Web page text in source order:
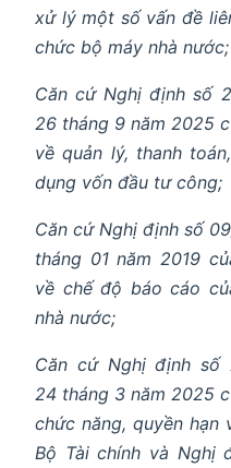
xử lý một số vấn đề
chức bộ máy nhà nước;
Căn cứ Nghị định số
26 tháng 9 năm 2025
về quản lý, thanh
dụng vốn đầu tư công;
Căn cứ Nghị định số
tháng 01 năm 2019
về chế độ báo cáo
nhà nước;
Căn cứ Nghị định số
24 tháng 3 năm 2025
chức năng, quyền
Bộ Tài chính và Nghị